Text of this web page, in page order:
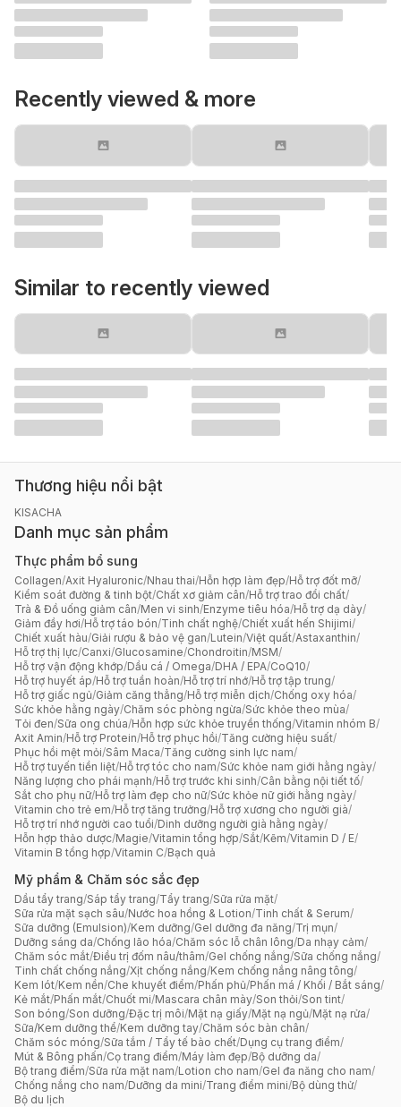
Recently viewed & more
Similar to recently viewed
Thương hiệu nổi bật
KISACHA
Danh mục sản phẩm
Thực phẩm bổ sung
Collagen/Axit Hyaluronic/Nhau thai/Hỗn hợp làm đẹp/Hỗ trợ đốt mỡ/
Kiểm soát đường & tinh bột/Chất xơ giảm cân/Hỗ trợ trao đổi chất/
Trà & Đồ uống giảm cân/Men vi sinh/Enzyme tiêu hóa/Hỗ trợ dạ dày/
Giảm đầy hơi/Hỗ trợ táo bón/Tinh chất nghệ/Chiết xuất hến Shijimi/
Chiết xuất hàu/Giải rượu & bảo vệ gan/Lutein/Việt quất/Astaxanthin/
Hỗ trợ thị lực/Canxi/Glucosamine/Chondroitin/MSM/
Hỗ trợ vận động khớp/Dầu cá / Omega/DHA / EPA/CoQ10/
Hỗ trợ huyết áp/Hỗ trợ tuần hoàn/Hỗ trợ trí nhớ/Hỗ trợ tập trung/
Hỗ trợ giấc ngủ/Giảm căng thẳng/Hỗ trợ miễn dịch/Chống oxy hóa/
Sức khỏe hằng ngày/Chăm sóc phòng ngừa/Sức khỏe theo mùa/
Tỏi đen/Sữa ong chúa/Hỗn hợp sức khỏe truyền thống/Vitamin nhóm B/
Axit Amin/Hỗ trợ Protein/Hỗ trợ phục hồi/Tăng cường hiệu suất/
Phục hồi mệt mỏi/Sâm Maca/Tăng cường sinh lực nam/
Hỗ trợ tuyến tiền liệt/Hỗ trợ tóc cho nam/Sức khỏe nam giới hằng ngày/
Năng lượng cho phái mạnh/Hỗ trợ trước khi sinh/Cân bằng nội tiết tố/
Sắt cho phụ nữ/Hỗ trợ làm đẹp cho nữ/Sức khỏe nữ giới hằng ngày/
Vitamin cho trẻ em/Hỗ trợ tăng trưởng/Hỗ trợ xương cho người già/
Hỗ trợ trí nhớ người cao tuổi/Dinh dưỡng người già hằng ngày/
Hỗn hợp thảo dược/Magie/Vitamin tổng hợp/Sắt/Kẽm/Vitamin D / E/
Vitamin B tổng hợp/Vitamin C/Bạch quả
Mỹ phẩm & Chăm sóc sắc đẹp
Dầu tẩy trang/Sáp tẩy trang/Tẩy trang/Sữa rửa mặt/
Sữa rửa mặt sạch sâu/Nước hoa hồng & Lotion/Tinh chất & Serum/
Sữa dưỡng (Emulsion)/Kem dưỡng/Gel dưỡng đa năng/Trị mụn/
Dưỡng sáng da/Chống lão hóa/Chăm sóc lỗ chân lông/Da nhạy cảm/
Chăm sóc mắt/Điều trị đốm nâu/thâm/Gel chống nắng/Sữa chống nắng/
Tinh chất chống nắng/Xịt chống nắng/Kem chống nắng nâng tông/
Kem lót/Kem nền/Che khuyết điểm/Phấn phủ/Phấn má / Khối / Bắt sáng/
Kẻ mắt/Phấn mắt/Chuốt mi/Mascara chân mày/Son thỏi/Son tint/
Son bóng/Son dưỡng/Đặc trị môi/Mặt nạ giấy/Mặt nạ ngủ/Mặt nạ rửa/
Sữa/Kem dưỡng thể/Kem dưỡng tay/Chăm sóc bàn chân/
Chăm sóc móng/Sữa tắm / Tẩy tế bào chết/Dụng cụ trang điểm/
Mút & Bông phấn/Cọ trang điểm/Máy làm đẹp/Bộ dưỡng da/
Bộ trang điểm/Sữa rửa mặt nam/Lotion cho nam/Gel đa năng cho nam/
Chống nắng cho nam/Dưỡng da mini/Trang điểm mini/Bộ dùng thử/
Bộ du lịch